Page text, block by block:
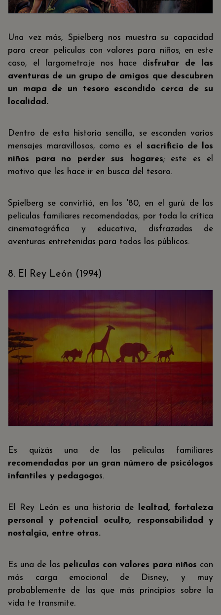
Una vez más, Spielberg nos muestra su capacidad
para crear películas con valores para niños; en este
caso, el largometraje nos hace disfrutar de las
aventuras de un grupo de amigos que descubren
un mapa de un tesoro escondido cerca de su
localidad.
Dentro de esta historia sencilla, se esconden varios
mensajes maravillosos, como es el sacrificio de los
niños para no perder sus hogares; este es el
motivo que les hace ir en busca del tesoro.
Spielberg se convirtió, en los '80, en el gurú de las
películas familiares recomendadas, por toda la crítica
cinematográfica y educativa, disfrazadas de
aventuras entretenidas para todos los públicos.
8. El Rey León (1994)
Es quizás una de las películas familiares
recomendadas por un gran número de psicólogos
infantiles y pedagogos.
El Rey León es una historia de
lealtad, fortaleza
personal y potencial oculto, responsabilidad y
nostalgia, entre otras.
Es una de las películas con valores para niños con
más carga emocional de Disney, y muy
probablemente de las que más principios sobre la
vida te transmite.